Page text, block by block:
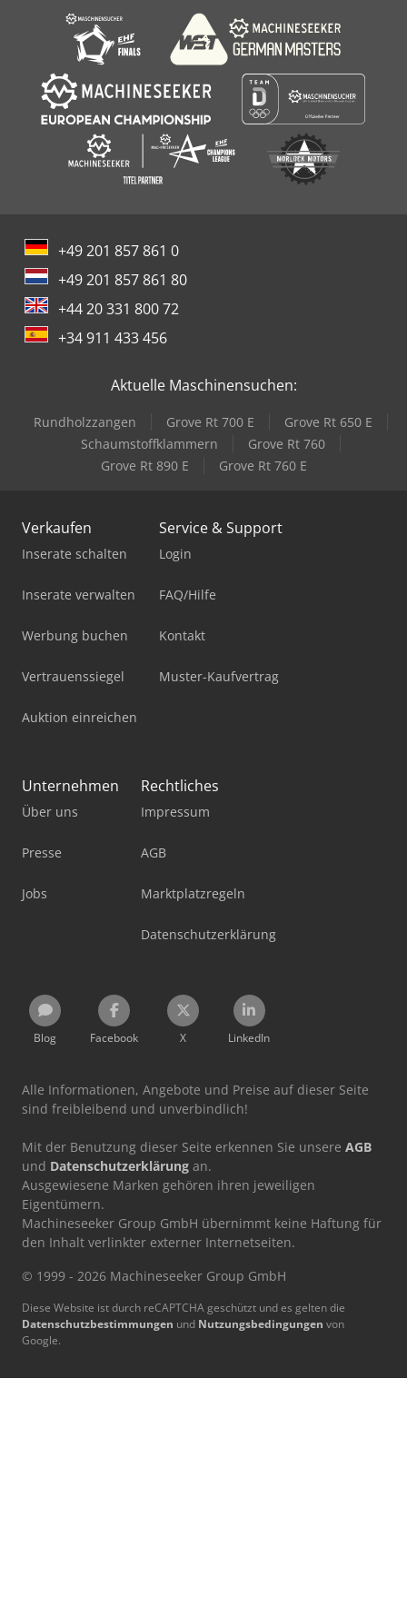
+49 201 857 861 0
+49 201 857 861 80
+44 20 331 800 72
+34 911 433 456
Aktuelle Maschinensuchen:
Rundholzzangen Grove Rt 700 E
Grove Rt 650 E
Schaumstoffklammern
Grove Rt 760
Grove Rt 890 E
Grove Rt 760 E
Verkaufen
Inserate schalten
Inserate verwalten
Werbung buchen
Vertrauenssiegel
Auktion einreichen
Service & Support
Login
FAQ/Hilfe
Kontakt
Muster-Kaufvertrag
Unternehmen
Über uns
Presse
Jobs
Rechtliches
Impressum
AGB
Marktplatzregeln
Datenschutzerklärung
Blog Facebook X LinkedIn
Alle Informationen, Angebote und Preise auf dieser Seite
sind freibleibend und unverbindlich!
Mit der Benutzung dieser Seite erkennen Sie unsere AGB
und Datenschutzerklärung an.
Ausgewiesene Marken gehören ihren jeweiligen
Eigentümern.
Machineseeker Group GmbH übernimmt keine Haftung für
den Inhalt verlinkter externer Internetseiten.
© 1999 - 2026 Machineseeker Group GmbH
Diese Website ist durch reCAPTCHA geschützt und es gelten die
Datenschutzbestimmungen und Nutzungsbedingungen von
Google.